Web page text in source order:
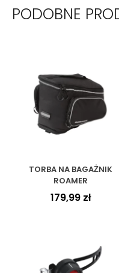
PODOBNE
TORBA NA BAGAŻNIK
ROAMER
179,99 zł